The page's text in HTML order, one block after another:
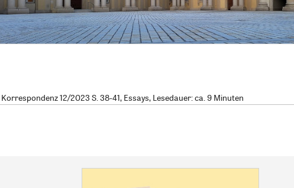
12/2023 S. 38-41, Essays, Lesedauer: ca. 9 Minuten